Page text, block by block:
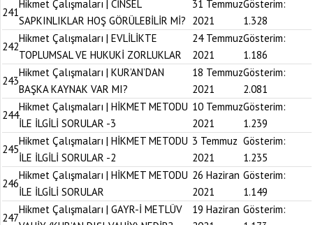
241
Hikmet Çalışmaları | CİNSEL
SAPKINLIKLAR HOŞ GÖRÜLEBİLİR Mİ?
31 Temmuz
2021
Gösterim:
1.328
242
Hikmet Çalışmaları | EVLİLİKTE
TOPLUMSAL VE HUKUKİ ZORLUKLAR
24 Temmuz
2021
Gösterim:
1.186
243
Hikmet Çalışmaları | KUR’AN’DAN
BAŞKA KAYNAK VAR MI?
18 Temmuz
2021
Gösterim:
2.081
244
Hikmet Çalışmaları | HİKMET METODU
İLE İLGİLİ SORULAR -3
10 Temmuz
2021
Gösterim:
1.239
245
Hikmet Çalışmaları | HİKMET METODU
İLE İLGİLİ SORULAR -2
3 Temmuz
2021
Gösterim:
1.235
246
Hikmet Çalışmaları | HİKMET METODU
İLE İLGİLİ SORULAR
26 Haziran
2021
Gösterim:
1.149
247
Hikmet Çalışmaları | GAYR-İ METLÜV
19 Haziran Gösterim: